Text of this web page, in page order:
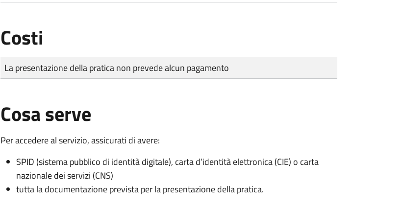
Costi
Tipo di pagamento
Importo
La presentazione della pratica non prevede alcun pagamento
Cosa serve
Per accedere al servizio, assicurati di avere:
SPID (sistema pubblico di identità digitale), carta d’identità elettronica (CIE) o carta
nazionale dei servizi (CNS)
tutta la documentazione prevista per la presentazione della pratica.